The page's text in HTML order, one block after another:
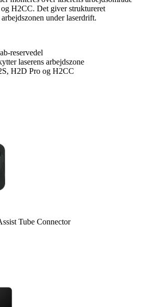
H2CC. Det giver struktureret
under laserdrift.
reservedel
laserens arbejdszone
H2D Pro og H2CC
Tube Connector